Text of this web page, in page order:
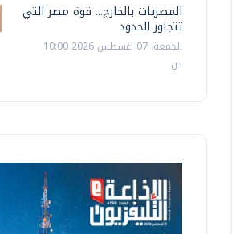
المصريات بالخارج... قوة مصر التي
تتجاوز الحدود
الجمعة، 07 اغسطس 2026 10:00
ص